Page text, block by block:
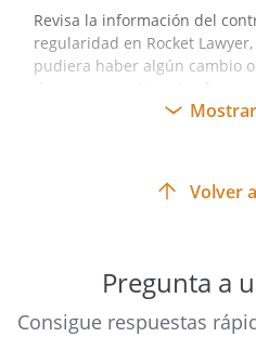
legalmente. Las partes
cuando este contrato
formalizado por las
como prueba de su
presente contrato por
Revisa la información del
regularidad en Rocket
pudiera haber algún cambio
documento; o bien, los
variación en el contenido del
Volver
Pregunta a
Consigue respuestas